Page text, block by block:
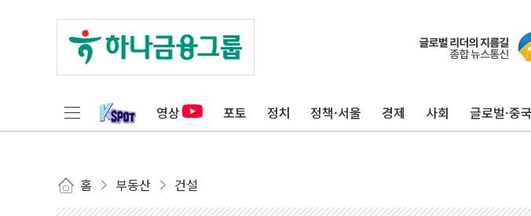
영상 포토 정치 정책·서울 경제 사회 글로벌·중국
홈 부동산 건설